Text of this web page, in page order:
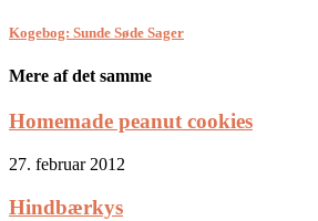
Kogebog: Sunde Søde Sager
Mere af det samme
Homemade peanut cookies
27. februar 2012
Hindbærkys